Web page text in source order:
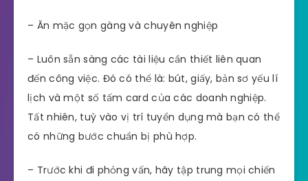
– Ăn mặc gọn gàng và chuyên nghiệp
– Luôn sẵn sàng các tài liệu cần thiết liên quan
đến công việc. Đó có thể là: bút, giấy, bản sơ yếu lí
lịch và một số tấm card của các doanh nghiệp.
Tất nhiên, tuỳ vào vị trí tuyển dụng mà bạn có thể
có những bước chuẩn bị phù hợp.
– Trước khi đi phỏng vấn, hãy tập trung mọi chiến